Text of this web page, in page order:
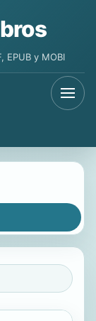
EPUB y MOBI